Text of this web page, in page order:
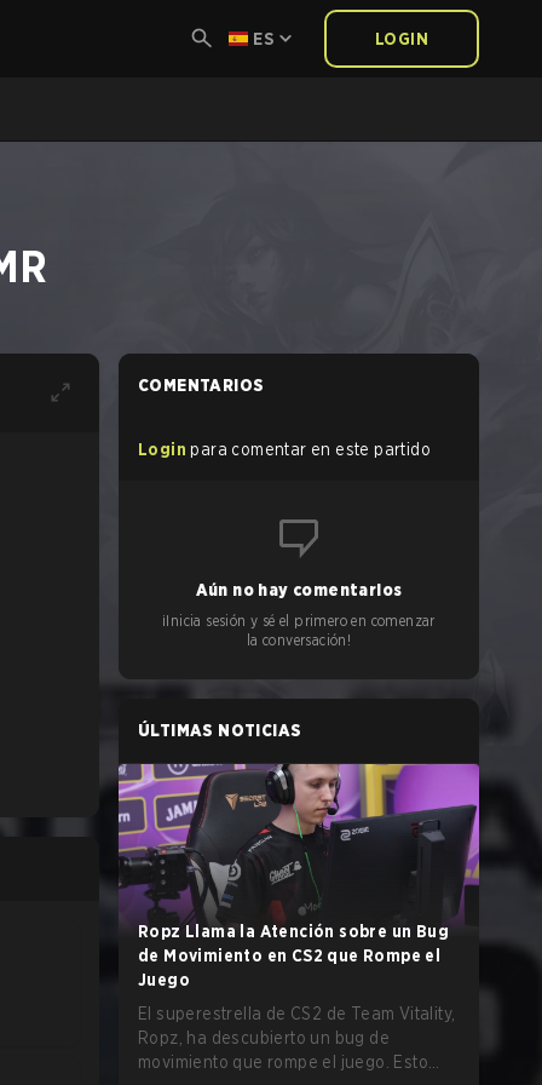
ES LOGIN
COMENTARIOS
Login para comentar en este partido
Aún no hay comentarios
¡Inicia sesión y sé el primero en comenzar
la conversación!
ÚLTIMAS NOTICIAS
Ropz Llama la Atención sobre un Bug
de Movimiento en CS2 que Rompe el
Juego
El superestrella de CS2 de Team Vitality,
Ropz, ha descubierto un bug de
movimiento que rompe el juego. Esto